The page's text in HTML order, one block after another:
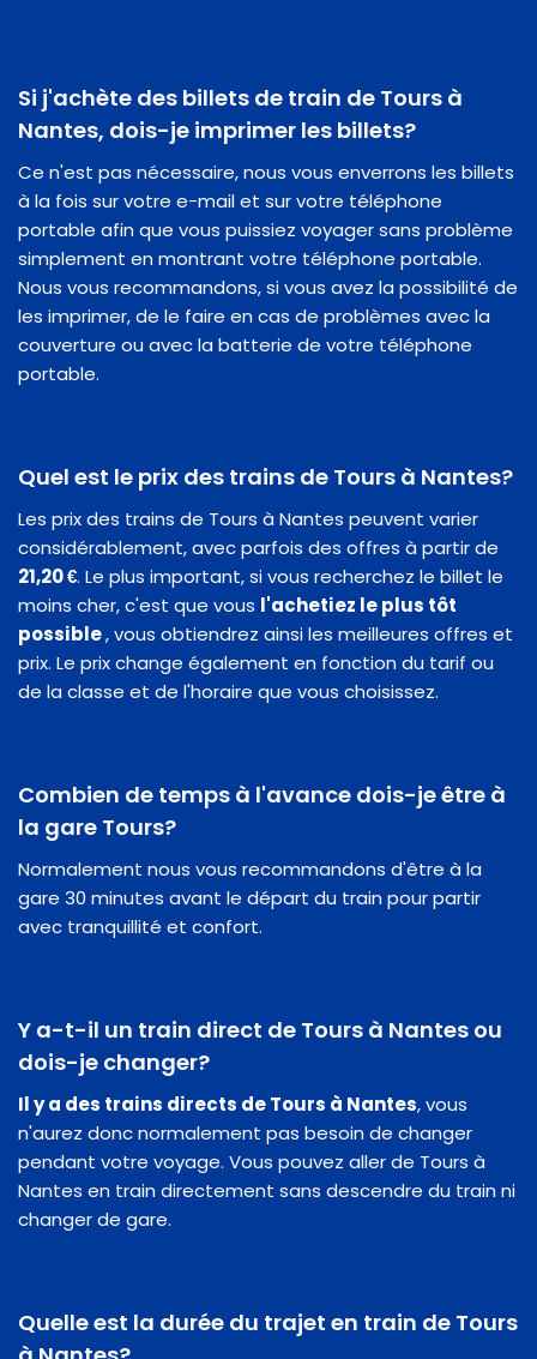
Si j'achète des billets de train de Tours à
Nantes, dois-je imprimer les billets?
Ce n'est pas nécessaire, nous vous enverrons les billets
à la fois sur votre e-mail et sur votre téléphone
portable afin que vous puissiez voyager sans problème
simplement en montrant votre téléphone portable.
Nous vous recommandons, si vous avez la possibilité de
les imprimer, de le faire en cas de problèmes avec la
couverture ou avec la batterie de votre téléphone
portable.
Quel est le prix des trains de Tours à Nantes?
Les prix des trains de Tours à Nantes peuvent varier
considérablement, avec parfois des offres à partir de
21,20 €. Le plus important, si vous recherchez le billet le
moins cher, c'est que vous l'achetiez le plus tôt
possible, vous obtiendrez ainsi les meilleures offres et
prix. Le prix change également en fonction du tarif ou
de la classe et de l'horaire que vous choisissez.
Combien de temps à l'avance dois-je être à
la gare Tours?
Normalement nous vous recommandons d'être à la
gare 30 minutes avant le départ du train pour partir
avec tranquillité et confort.
Y a-t-il un train direct de Tours à Nantes ou
dois-je changer?
Il y a des trains directs de Tours à Nantes, vous
n'aurez donc normalement pas besoin de changer
pendant votre voyage. Vous pouvez aller de Tours à
Nantes en train directement sans descendre du train ni
changer de gare.
Quelle est la durée du trajet en train de Tours